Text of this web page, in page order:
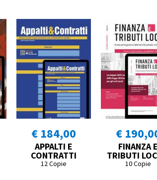
€ 184,00
APPALTI E
CONTRATTI
12 Copie
€
FINANZA E
TRIBUTI
10 Copie